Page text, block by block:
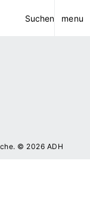
Suchen menu
© 2026 ADH